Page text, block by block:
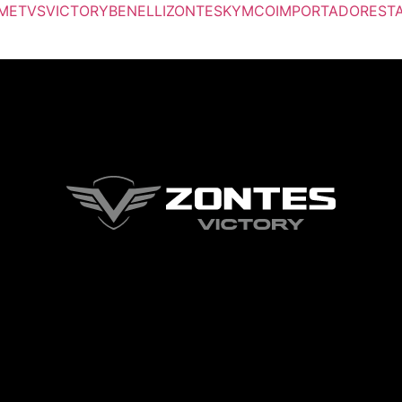
TVSVICTORYBENELLIZONTESKYMCOIMPORTADORES